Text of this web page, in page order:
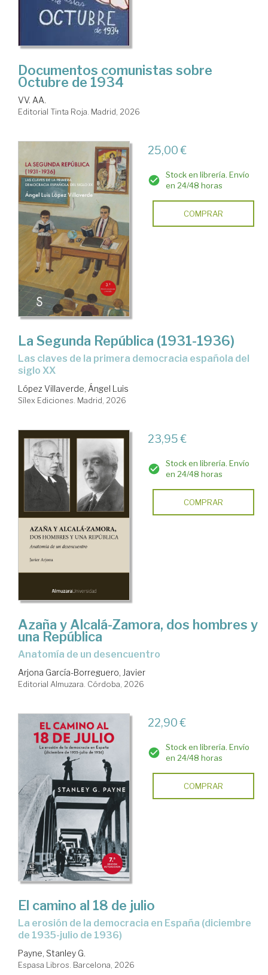
Documentos comunistas sobre
Octubre de 1934
VV. AA.
Editorial Tinta Roja. Madrid, 2026
25,00 €
Stock en librería. Envío
en 24/48 horas
COMPRAR
La Segunda República (1931-1936)
Las claves de la primera democracia española del
siglo XX
López Villaverde, Ángel Luis
Sílex Ediciones. Madrid, 2026
23,95 €
Stock en librería. Envío
en 24/48 horas
COMPRAR
Azaña y Alcalá-Zamora, dos hombres y
una República
Anatomía de un desencuentro
Arjona García-Borreguero, Javier
Editorial Almuzara. Córdoba, 2026
22,90 €
Stock en librería. Envío
en 24/48 horas
COMPRAR
El camino al 18 de julio
La erosión de la democracia en España (diciembre
de 1935-julio de 1936)
Payne, Stanley G.
Espasa Libros. Barcelona, 2026